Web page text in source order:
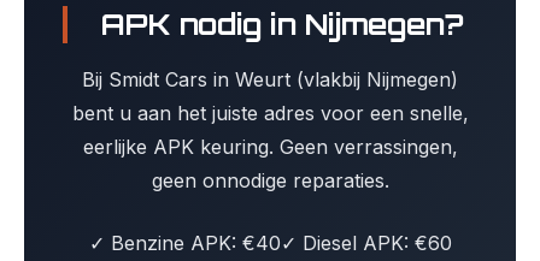
APK nodig in Nijmegen?
Bij Smidt Cars in Weurt (vlakbij Nijmegen)
bent u aan het juiste adres voor een snelle,
eerlijke APK keuring. Geen verrassingen,
geen onnodige reparaties.
✓ Benzine APK: €40✓ Diesel APK: €60